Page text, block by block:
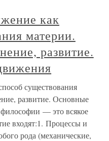
как
материи.
развитие.
существования
развитие. Основные
— это всякое
входят:1. Процессы и
рода (механические,